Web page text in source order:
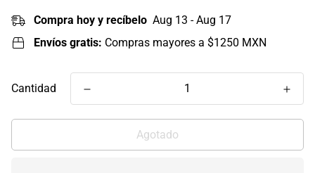
Compra hoy y recíbelo Aug 13 - Aug 17
Envíos gratis: Compras mayores a $1250 MXN
Cantidad
Agotado